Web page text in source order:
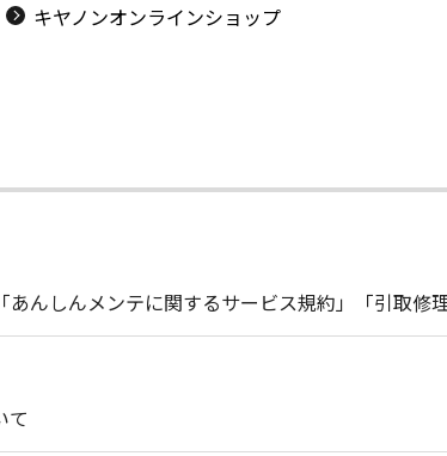
キヤノンオンラインショップ
んしんメンテに関するサービス規約」「引取修
て